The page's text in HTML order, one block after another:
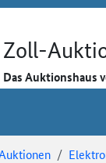
Zoll-
Das Auktionshaus